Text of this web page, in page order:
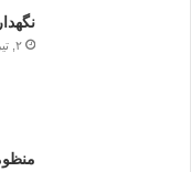
۲, تیر, ۱۴۰۵